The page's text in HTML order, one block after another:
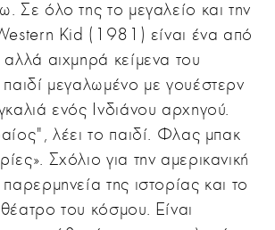
Σε όλο της το μεγαλείο και την
Kid (1981) είναι ένα από
αιχμηρά κείμενα του
μεγαλωμένο με γουέστερν
ενός Ινδιάνου αρχηγού.
λέει το παιδί. Φλας μπακ
Σχόλιο για την αμερικανική
της ιστορίας και το
του κόσμου. Είναι